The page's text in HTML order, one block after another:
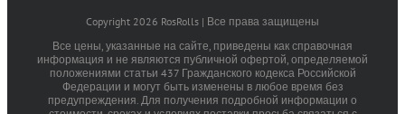
Copyright 2026 RosRolls | Все права защищены
Все цены, указанные на сайте, приведены как справочная
информация и не являются публичной офертой, определяемой
положениями статьи 437 Гражданского кодекса Российской
Федерации и могут быть изменены в любое время без
предупреждения. Для получения подробной информации о